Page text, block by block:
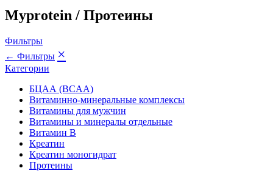
Myprotein / Протеины
Фильтры
← Фильтры ×
Категории
БЦАА (BCAA)
Витаминно-минеральные комплексы
Витамины для мужчин
Витамины и минералы отдельные
Витамин B
Креатин
Креатин моногидрат
Протеины